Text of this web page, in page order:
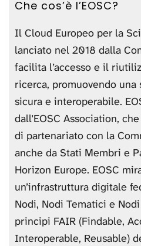
Che cos’è l’EOSC?
Il Cloud Europeo per la
lanciato nel 2018 dalla
facilita l’accesso e il
ricerca, promuovendo una
sicura e interoperabile.
dall'EOSC Association,
di partenariato con la
anche da Stati Membri e
Horizon Europe. EOSC
un’infrastruttura digitale
Nodi, Nodi Tematici e
principi FAIR (Findable,
Interoperable, Reusable)